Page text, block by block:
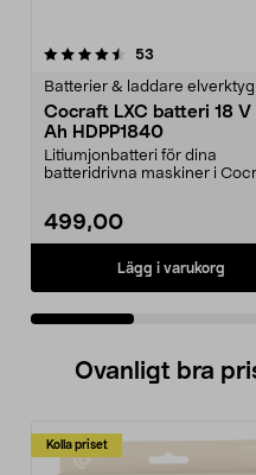
53
Batterier & laddare elverktyg
Cocraft LXC batteri 18
Ah HDPP1840
Litiumjonbatteri för dina
batteridrivna maskiner i
499,00
Lägg i varukorg
4.5 av 5 stjärnor
Ovanligt bra
Kolla priset